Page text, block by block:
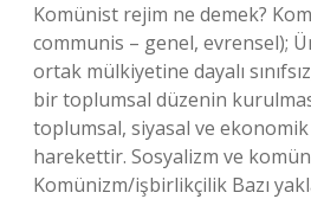
Komünist rejim ne demek?
communis – genel, evrensel);
ortak mülkiyetine dayalı
bir toplumsal düzenin
toplumsal, siyasal ve
harekettir. Sosyalizm ve
Komünizm/işbirlikçilik Bazı